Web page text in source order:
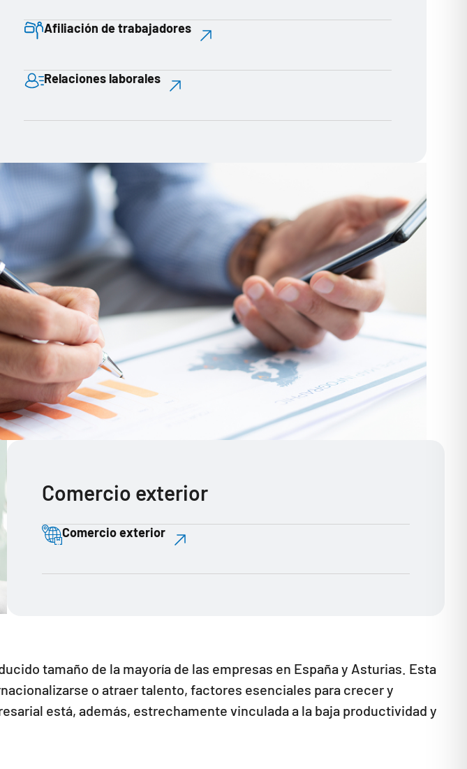
Afiliación de trabajadores
Relaciones laborales
Comercio exterior
Comercio exterior
tamaño de la mayoría de las empresas en España y Asturias. Esta
o atraer talento, factores esenciales para crecer y
está, además, estrechamente vinculada a la baja productividad y